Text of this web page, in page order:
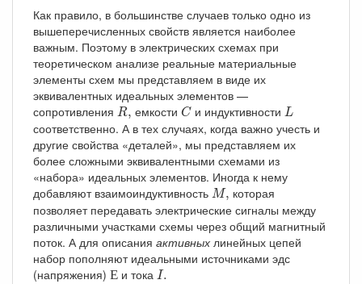
Как правило, в большинстве случаев только одно из
вышеперечисленных свойств является наиболее
важным. Поэтому в электрических схемах при
теоретическом анализе реальные материальные
элементы схем мы представляем в виде их
эквивалентных идеальных элементов —
сопротивления R,
R, емкости C
Cи индуктивности L
L
соответственно. А в тех случаях, когда важно учесть и
другие свойства «деталей», мы представляем их
более сложными эквивалентными схемами из
«набора» идеальных элементов. Иногда к нему
добавляют взаимоиндуктивность M,
M, которая
позволяет передавать электрические сигналы между
различными участками схемы через общий магнитный
поток. А для описания активных линейных цепей
набор пополняют идеальными источниками эдс
(напряжения) Е
Е и токаI.
I.